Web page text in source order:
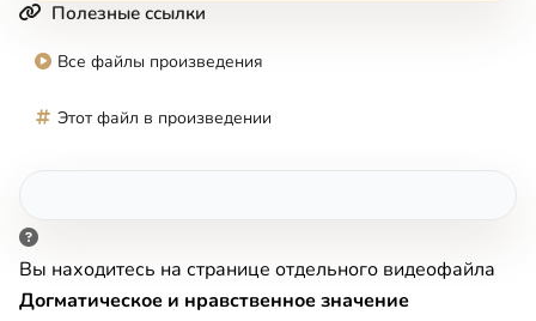
Полезные ссылки
Все файлы произведения
Этот файл в произведении
Вы находитесь на странице отдельного видеофайла
Догматическое и нравственное значение